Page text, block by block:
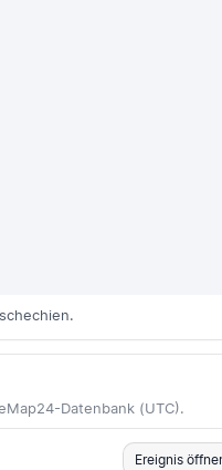
Datenbank (UTC).
Ereignis